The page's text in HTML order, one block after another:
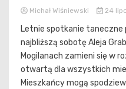
Michał Wiśniewski 24
Letnie spotkanie taneczne
najbliższą sobotę Aleja
Mogilanach zamieni się w
otwartą dla wszystkich
Mieszkańcy mogą